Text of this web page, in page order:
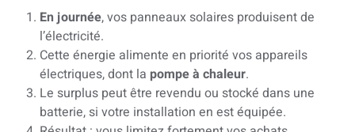
En journée, vos panneaux solaires produisent de
l’électricité.
Cette énergie alimente en priorité vos appareils
électriques, dont la pompe à chaleur.
Le surplus peut être revendu ou stocké dans une
batterie, si votre installation en est équipée.